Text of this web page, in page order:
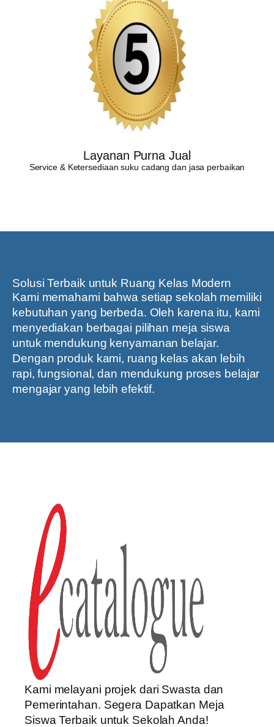
Layanan Purna Jual
Service & Ketersediaan suku cadang dan jasa perbaikan
Solusi Terbaik untuk Ruang Kelas Modern
Kami memahami bahwa setiap sekolah memiliki
kebutuhan yang berbeda. Oleh karena itu, kami
menyediakan berbagai pilihan meja siswa
untuk mendukung kenyamanan belajar.
Dengan produk kami, ruang kelas akan lebih
rapi, fungsional, dan mendukung proses belajar
mengajar yang lebih efektif.
Kami melayani projek dari Swasta dan
Pemerintahan. Segera Dapatkan Meja
Siswa Terbaik untuk Sekolah Anda!